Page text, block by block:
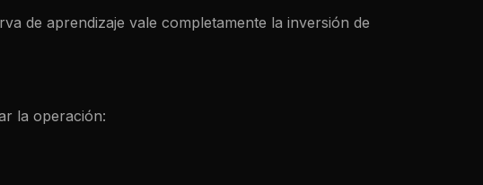
de aprendizaje vale completamente la inversión de
la operación: